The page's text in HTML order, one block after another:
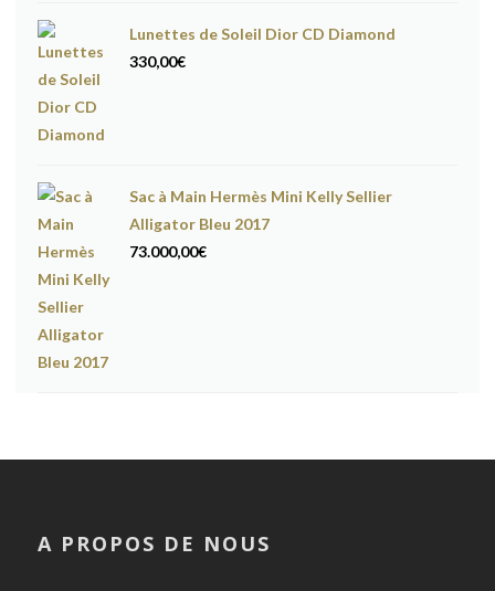
Lunettes de Soleil Dior CD Diamond
330,00€
Sac à Main Hermès Mini Kelly Sellier
Alligator Bleu 2017
73.000,00€
A PROPOS DE NOUS